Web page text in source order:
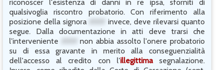
riconoscer l'esistenza di danni in re ipsa, sforniti di
qualsivoglia riscontro probatorio. Con riferimento alla
posizione della signora
invece, deve rilevarsi quanto
segue. Dalla documentazione in atti deve trarsi che
l'interveniente
non abbia assolto l'onere probatorio
su di essa gravante in merito alla conseguenzialità
dell'accesso al credito con l'illegittimasegnalazione.